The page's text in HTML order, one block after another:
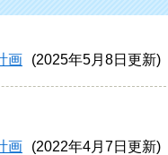
画 2025年5月8日更新
画 2022年4月7日更新